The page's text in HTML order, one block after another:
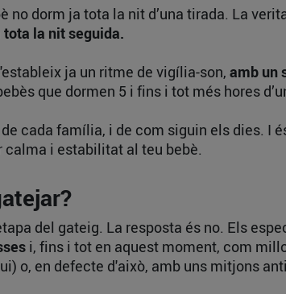
dorm ja tota la nit d’una tirada. La
la nit seguida.
ja un ritme de vigília-son, amb un
que dormen 5 i fins i tot més hores
cada família, i de com siguin els dies. I
i estabilitat al teu bebè.
del gateig. La resposta és no. Els
i, fins i tot en aquest moment, com
o, en defecte d'això, amb uns mitjons